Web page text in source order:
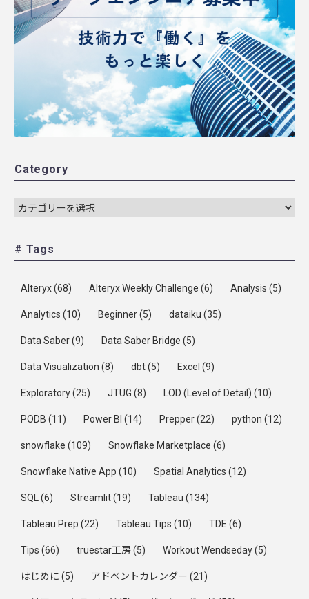
Category
# Tags
Alteryx(68) Alteryx Weekly Challenge (6) Analysis (5)
Analytics (10) Beginner(5) dataiku (35)
Data Saber(9) Data Saber Bridge (5)
Data Visualization (8) dbt(5) Excel (9)
Exploratory(25) JTUG (8) LOD (Level of Detail) (10)
PODB (11) Power BI (14) Prepper(22) python (12)
snowflake (109) Snowflake Marketplace (6)
Snowflake Native App (10) Spatial Analytics (12)
SQL (6) Streamlit(19) Tableau (134)
Tableau Prep (22) Tableau Tips (10) TDE (6)
Tips (66) truestar工房(5) Workout Wendseday(5)
はじめに (5) アドベントカレンダー (21)